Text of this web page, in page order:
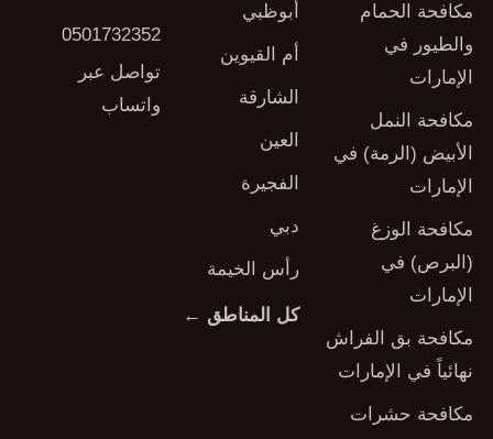
مكافحة الحمام
والطيور في
الإمارات
مكافحة النمل
الأبيض (الرمة) في
الإمارات
مكافحة الوزغ
(البرص) في
الإمارات
مكافحة بق الفراش
نهائياً في الإمارات
مكافحة حشرات
أبوظبي
أم القيوين
الشارقة
العين
الفجيرة
دبي
رأس الخيمة
كل المناطق ←
0501732352
تواصل عبر
واتساب